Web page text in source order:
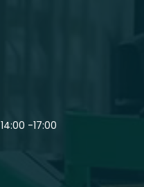
14:00 -17:00